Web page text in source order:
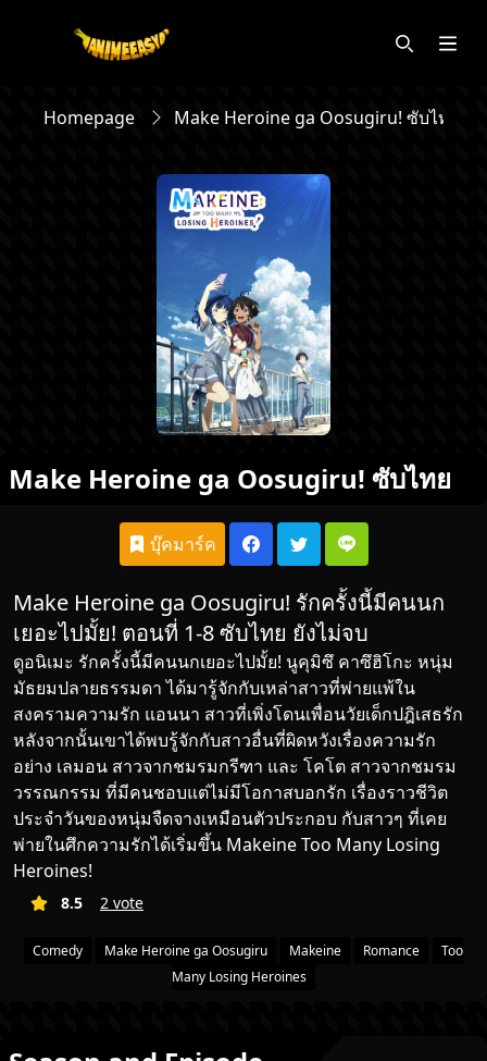
Homepage Make Heroine ga Oosugiru! ซับไทย
Make Heroine ga Oosugiru! ซับไทย
บุ๊คมาร์ค
Make Heroine ga Oosugiru! รักครั้งนี้มีคนนก
เยอะไปมั้ย! ตอนที่ 1-8 ซับไทย ยังไม่จบ
ดูอนิเมะ รักครั้งนี้มีคนนกเยอะไปมั้ย! นูคุมิซึ คาซึฮิโกะ หนุ่ม
มัธยมปลายธรรมดาได้มารู้จักกับเหล่าสาวที่พ่ายแพ้ใน
สงครามความรัก แอนนา สาวที่เพิ่งโดนเพื่อนวัยเด็กปฎิเสธรัก
หลังจากนั้นเขาได้พบรู้จักกับสาวอื่นที่ผิดหวังเรื่องความรัก
อย่าง เลมอน สาวจากชมรมกรีฑา และ โคโต สาวจากชมรม
วรรณกรรม ที่มีคนชอบแต่ไม่มีโอกาสบอกรัก เรื่องราวชีวิต
ประจำวันของหนุ่มจืดจางเหมือนตัวประกอบ กับสาวๆ ที่เคย
พ่ายในศึกความรักได้เริ่มขึ้น Makeine Too Many Losing
Heroines!
8.5 2 vote
Comedy Make Heroine ga Oosugiru Makeine Romance
Too
Many Losing Heroines